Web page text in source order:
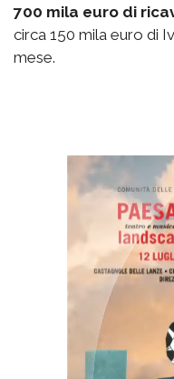
700 mila euro di
circa 150 mila euro di
mese.